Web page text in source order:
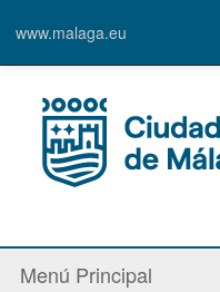
www.malaga.eu
Menú Principal